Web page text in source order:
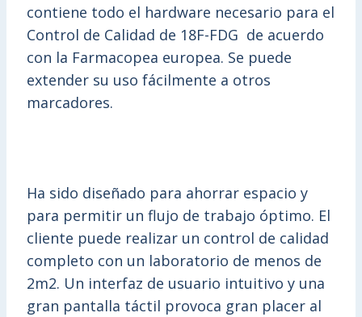
contiene todo el hardware necesario para el
Control de Calidad de 18F-FDG de acuerdo
con la Farmacopea europea. Se puede
extender su uso fácilmente a otros
marcadores.
Ha sido diseñado para ahorrar espacio y
para permitir un flujo de trabajo óptimo. El
cliente puede realizar un control de calidad
completo con un laboratorio de menos de
2m2. Un interfaz de usuario intuitivo y una
gran pantalla táctil provoca gran placer al